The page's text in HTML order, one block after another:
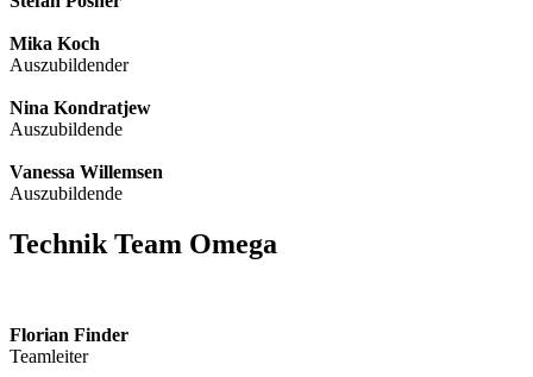
Mika Koch
Auszubildender
Nina Kondratjew
Auszubildende
Vanessa Willemsen
Auszubildende
Technik Team Omega
Florian Finder
Teamleiter